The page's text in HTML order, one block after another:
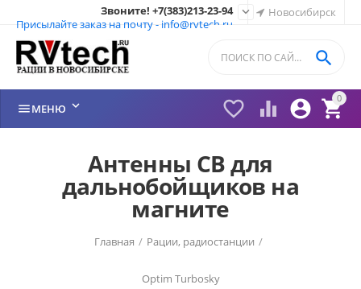
Новосибирск
Звоните! +7(383)213-23-94
Присылайте заказ на почту - info@rvtech.ru

0


 

МЕНЮ 
Антенны CB для
дальнобойщиков на
магните
Главная / Рации, радиостанции /
Optim Turbosky